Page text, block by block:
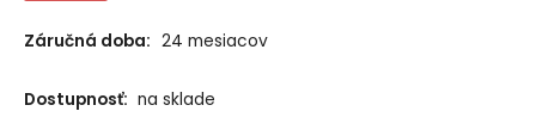
Záručná doba: 24 mesiacov
Dostupnosť: na sklade